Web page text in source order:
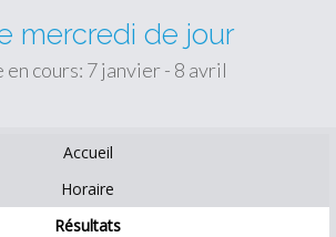
mercredi de jour
en cours: 7 janvier - 8 avril
Accueil
Horaire
Résultats